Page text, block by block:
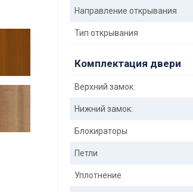
Направление открывания
Тип открывания
Комплектация двери
Верхний замок:
Нижний замок:
Блокираторы
Петли
Уплотнение